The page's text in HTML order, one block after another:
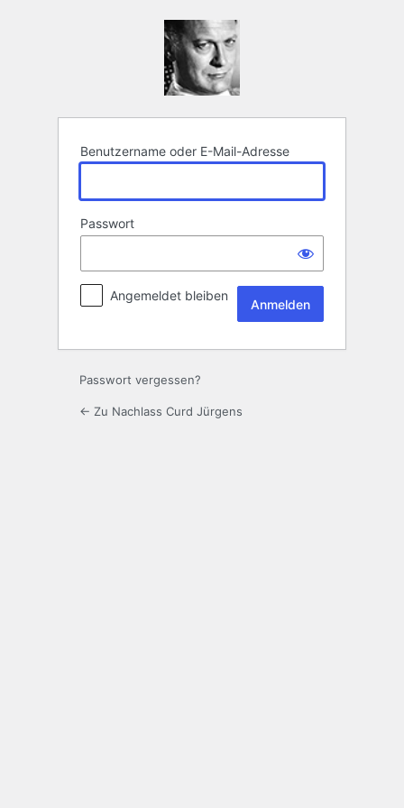
Benutzername oder E-Mail-Adresse
Passwort
Angemeldet bleiben
Passwort vergessen?
← Zu Nachlass Curd Jürgens